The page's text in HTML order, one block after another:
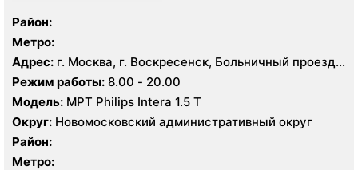
Район:
Метро:
Адрес: г. Москва, г. Воскресенск, Больничный проезд,
д. 1, корп. 8
Режим работы: 8.00 - 20.00
Модель: МРТ Philips Intera 1.5 T
Округ: Новомосковский административный округ
Район:
Метро: